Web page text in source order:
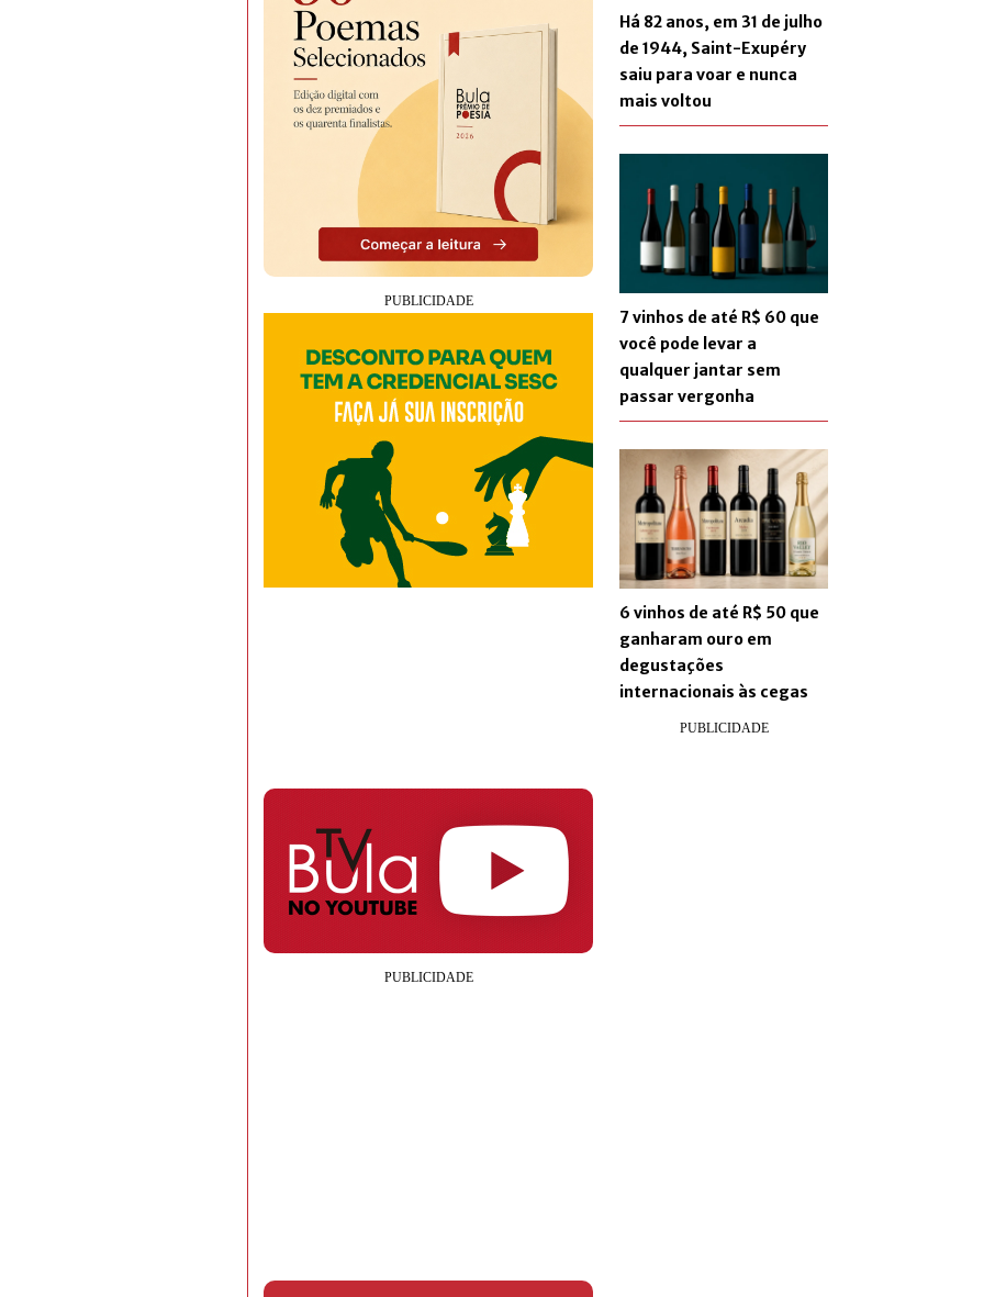
Há 82 anos, em 31 de julho
de 1944, Saint-Exupéry
saiu para voar e nunca
mais voltou
7 vinhos de até R$ 60 que
você pode levar a
qualquer jantar sem
passar vergonha
6 vinhos de até R$ 50 que
ganharam ouro em
degustações
internacionais às cegas